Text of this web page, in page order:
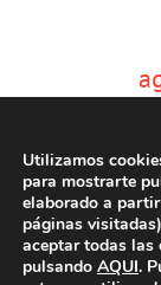
Utilizamos
para mostrarte
elaborado a
páginas
aceptar todas las
pulsando AQUI.